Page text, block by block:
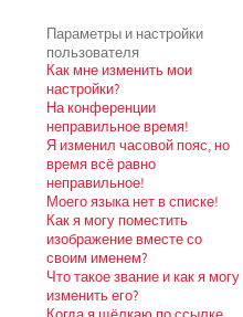
Параметры и настройки
пользователя
Как мне изменить мои
настройки?
На конференции
неправильное время!
Я изменил часовой пояс, но
время всё равно
неправильное!
Моего языка нет в списке!
Как я могу поместить
изображение вместе со
своим именем?
Что такое звание и как я могу
изменить его?